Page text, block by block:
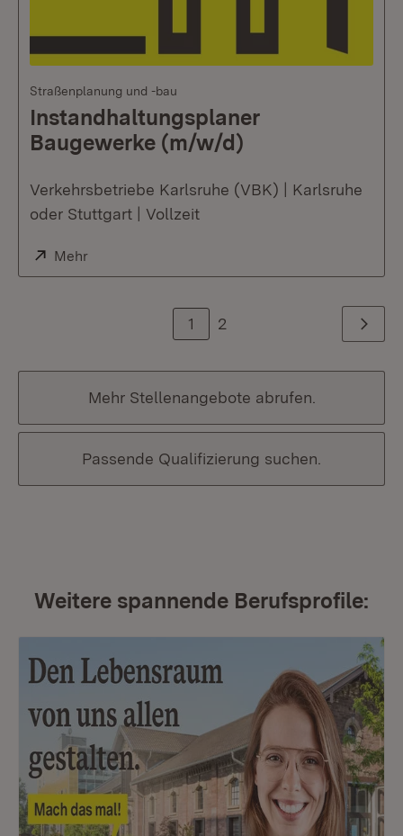
Straßenplanung und -bau
Instandhaltungsplaner
Baugewerke (m/w/d)
Verkehrsbetriebe Karlsruhe (VBK) | Karlsruhe
oder Stuttgart | Vollzeit
Extern:
Mehr(Öffnet in neuem Fenster)
1 2 Weiter
Mehr Stellenangebote abrufen.
Passende Qualifizierung suchen.
Weitere spannende Berufsprofile: